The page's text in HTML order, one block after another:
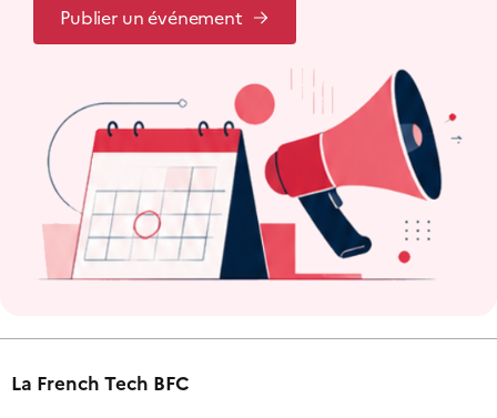
Publier un événement
La French Tech BFC